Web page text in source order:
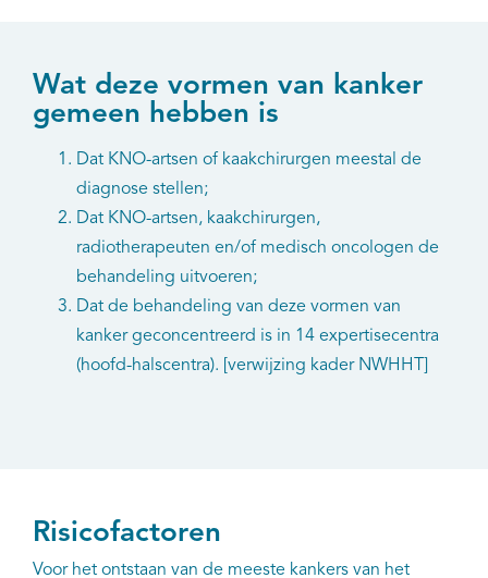
Wat deze vormen van kanker
gemeen hebben is
Dat KNO-artsen of kaakchirurgen meestal de
diagnose stellen;
Dat KNO-artsen, kaakchirurgen,
radiotherapeuten en/of medisch oncologen de
behandeling uitvoeren;
Dat de behandeling van deze vormen van
kanker geconcentreerd is in 14 expertisecentra
(hoofd-halscentra). [verwijzing kader NWHHT]
Risicofactoren
Voor het ontstaan van de meeste kankers van het